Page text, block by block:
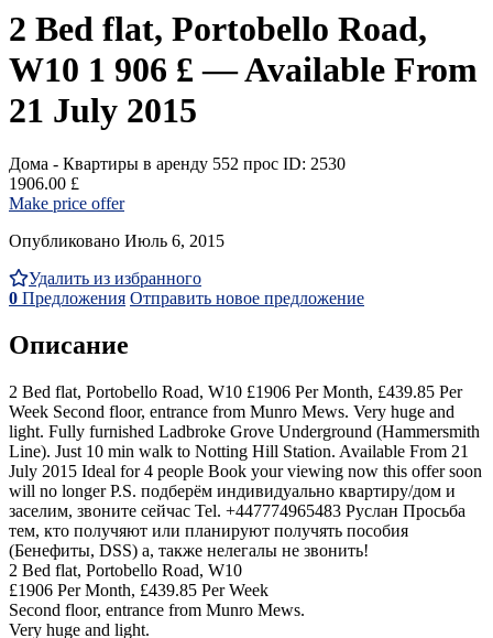
2 Bed flat, Portobello Road,
W10 1 906 £ — Available From
21 July 2015
Дома - Квартиры в аренду 552 прос ID: 2530
1906.00 £
Make price offer
Опубликовано Июль 6, 2015
Удалить из избранного
0 Предложения Отправить новое предложение
Описание
2 Bed flat, Portobello Road, W10 £1906 Per Month, £439.85 Per
Week Second floor, entrance from Munro Mews. Very huge and
light. Fully furnished Ladbroke Grove Underground (Hammersmith
Line). Just 10 min walk to Notting Hill Station. Available From 21
July 2015 Ideal for 4 people Book your viewing now this offer soon
will no longer P.S. подберём индивидуально квартиру/дом и
заселим, звоните сейчaс Tel. +447774965483 Руслан Просьба
тем, кто получяют или планируют получять пособия
(Бенефиты, DSS) а, также нелегалы не звонить!
2 Bed flat, Portobello Road, W10
£1906 Per Month, £439.85 Per Week
Second floor, entrance from Munro Mews.
Very huge and light.